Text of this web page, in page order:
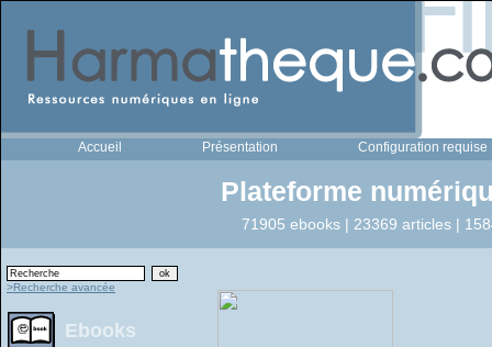
Accueil Présentation Configuration requise
Plateforme
71905 ebooks | 23369 articles |
>Recherche avancée
Ebooks